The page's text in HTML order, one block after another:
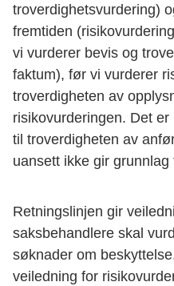
troverdighetsvurdering)
fremtiden
vi vurderer bevis og
faktum), før vi vurderer
troverdigheten av
risikovurderingen. Det
til troverdigheten av
uansett ikke gir grunnlag
Retningslinjen gir
saksbehandlere skal
søknader om
veiledning for